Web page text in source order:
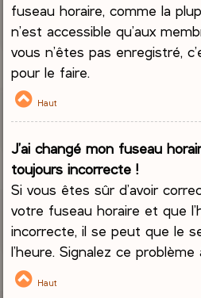
fuseau horaire, comme la
n’est accessible qu’aux
vous n’êtes pas enregistré,
pour le faire.
Haut
J’ai changé mon fuseau
toujours incorrecte !
Si vous êtes sûr d’avoir
votre fuseau horaire et que
incorrecte, il se peut que le
l’heure. Signalez ce
Haut